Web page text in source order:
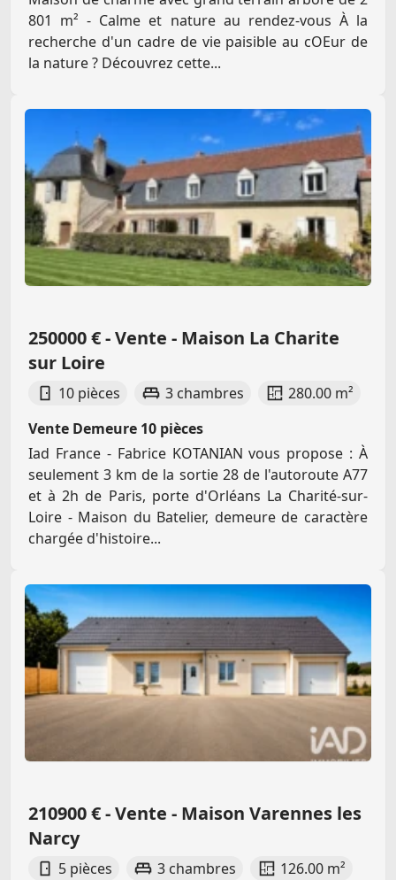
801 m² - Calme et nature au rendez-vous À la
recherche d'un cadre de vie paisible au cOEur de
la nature ? Découvrez cette...
250000 € - Vente - Maison La Charite
sur Loire
10 pièces 3 chambres
280.00 m²
Vente Demeure 10 pièces
Iad France - Fabrice KOTANIAN vous propose : À
seulement 3 km de la sortie 28 de l'autoroute A77
et à 2h de Paris, porte d'Orléans La Charité-sur-
Loire - Maison du Batelier, demeure de caractère
chargée d'histoire...
210900 € - Vente - Maison Varennes les
Narcy
5 pièces 3 chambres
126.00 m²